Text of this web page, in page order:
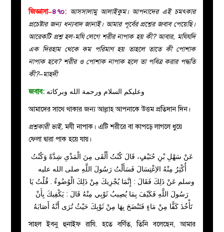
মজলিস
প্রশ্ন
জিজ্ঞাসা–৪৭০: আসসালামু আলাইকুম। আপনাদের এই চমৎকার
প্রচেষ্টার জন্য ধন্যবাদ জানাই। আমার পূর্বের প্রশ্নের জবাব পেয়েছি।
আরেকটি প্রশ্ন হল-মযি লেগে শরীর নাপাক হয় কী? আবার, মযিযদি
এক দিরহাম থেকে কম পরিমাণ হয় তাহলে তাতে কী পোশাক
নাপাক হবে? শরীর ও পোশাক নাপাক হলে তা পবিত্র করার পদ্ধতি
কী?–মাহ্দী
জবাব: وعليكم السلام ورحمة الله وبركاته
আমাদের সাথে থাকার জন্য আল্লাহ আপনাকে উত্তম প্রতিদান দিন।
প্রশ্নকারী ভাই, মযী নাপাক। এটি শরীরে বা কাপড়ে লাগলে ধুয়ে
ফেলা দ্বারা পাক হয়ে যায়।
عَنْ سَهْلِ بْنِ حُنَيْفٍ، قَالَ كُنْتُ أَلْقَى مِنَ الْمَذْىِ شِدَّةً وَكُنْتُ
أُكْثِرُ مِنْهُ الاِغْتِسَالَ فَسَأَلْتُ رَسُولَ اللَّهِ صلى الله عليه
وسلم عَنْ ذَلِكَ فَقَالَ :‏ إِنَّمَا يُجْزِيكَ مِنْ ذَلِكَ الْوُضُوءُ ‏‏.‏ قُلْتُ يَا
رَسُولَ اللَّهِ فَكَيْفَ بِمَا يُصِيبُ ثَوْبِي مِنْهُ قَالَ ‏: يَكْفِيكَ بِأَنْ
تَأْخُذَ كَفًّا مِنْ مَاءٍ فَتَنْضَحَ بِهَا مِنْ ثَوْبِكَ حَيْثُ تُرَى أَنَّهُ أَصَابَهُ ‏
সাহল ইবনু হুনাইফ রাযি. হতে বর্ণিত, তিনি বলেছেন, আমার